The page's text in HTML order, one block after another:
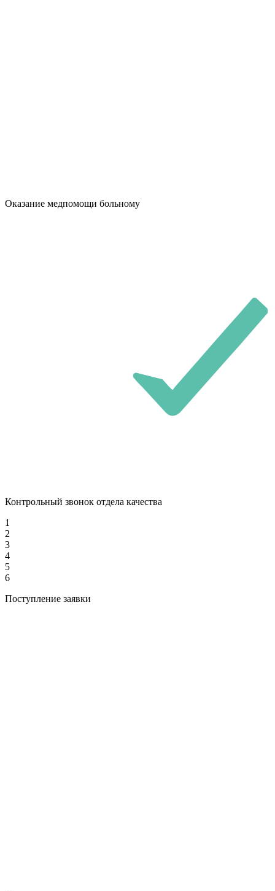
Оказание медпомощи больному
Контрольный звонок отдела качества
1
2
3
4
5
6
Поступление заявки